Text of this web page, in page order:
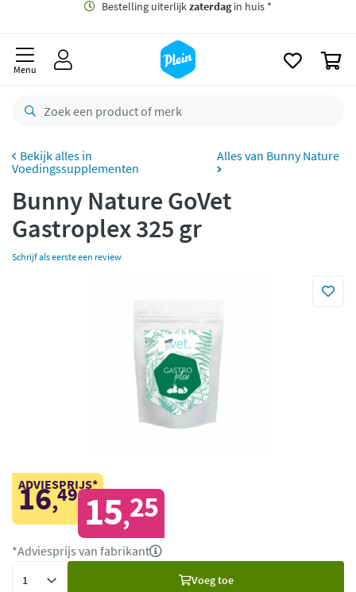
Gratis bezorging vanaf 35,- *
Bestelling uiterlijkzaterdag
retourneren
bezorgd
Menu
Voedingssupplementen
Alles van Bunny Nature
Bunny Nature GoVet
Gastroplex 325 gr
Schrijf als eerste een review
ADVIESPRIJS*
16,49 15,25
*Adviesprijs van fabrikant
Voeg toe